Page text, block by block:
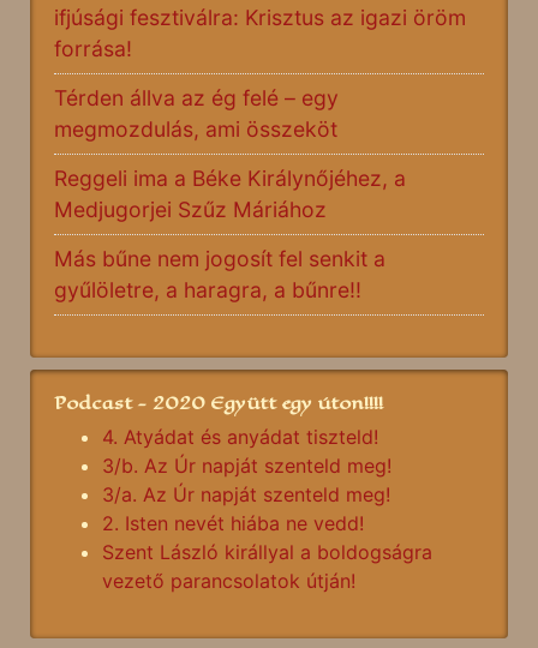
ifjúsági fesztiválra: Krisztus az igazi öröm
forrása!
Térden állva az ég felé – egy
megmozdulás, ami összeköt
Reggeli ima a Béke Királynőjéhez, a
Medjugorjei Szűz Máriához
Más bűne nem jogosít fel senkit a
gyűlöletre, a haragra, a bűnre!!
Podcast - 2020 Együtt egy úton!!!!
4. Atyádat és anyádat tiszteld!
3/b. Az Úr napját szenteld meg!
3/a. Az Úr napját szenteld meg!
2. Isten nevét hiába ne vedd!
Szent László királlyal a boldogságra
vezető parancsolatok útján!